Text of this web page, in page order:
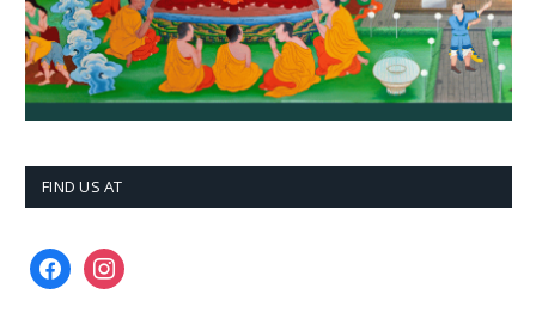
FIND US AT
facebookinstagram